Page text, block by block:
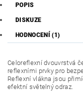
POPIS
DISKUZE
HODNOCENÍ (1)
Celoreflexní dvouvrstvá
reflexními prvky pro
Reflexní vlákna jsou
efektní světelný odraz.